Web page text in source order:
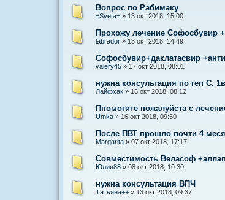
Вопрос по Рабимаку
=Sveta= » 13 окт 2018, 15:00
Прохожу лечение Софосбувир
labrador » 13 окт 2018, 14:49
Софосбувир+даклатасвир
valery45 » 17 окт 2018, 08:01
нужна консультация по геп С,
Лайфхак » 16 окт 2018, 08:12
Ппомогите пожалуйста с
Umka » 16 окт 2018, 09:50
После ПВТ прошло почти 4
Margarita » 07 окт 2018, 17:17
Совместимость Веласоф
Юлия88 » 08 окт 2018, 10:30
нужна консультация ВПЧ
Татьяна++ » 13 окт 2018, 09:37